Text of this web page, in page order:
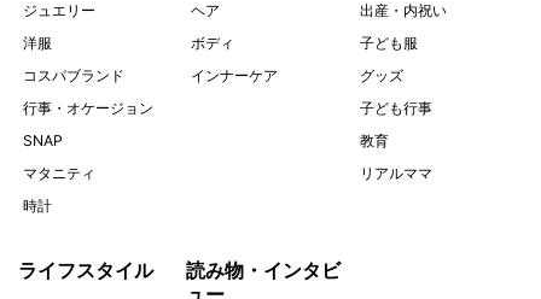
ジュエリー
洋服
コスパブランド
行事・オケージョン
SNAP
マタニティ
時計
ヘア
ボディ
インナーケア
出産・内祝い
子ども服
グッズ
子ども行事
教育
リアルママ
ライフスタイル
読み物・インタビ